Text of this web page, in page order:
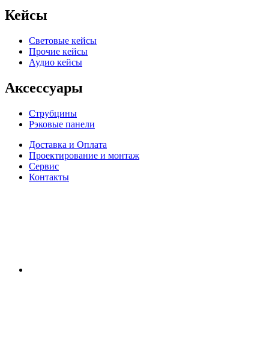
Кейсы
Световые кейсы
Прочие кейсы
Аудио кейсы
Аксессуары
Струбцины
Рэковые панели
Доставка и Оплата
Проектирование и монтаж
Сервис
Контакты